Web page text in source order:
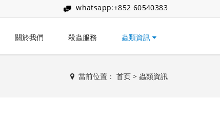
whatsapp:+852 60540383
關於我們 殺蟲服務 蟲類資訊
當前位置： 首页 > 蟲類資訊